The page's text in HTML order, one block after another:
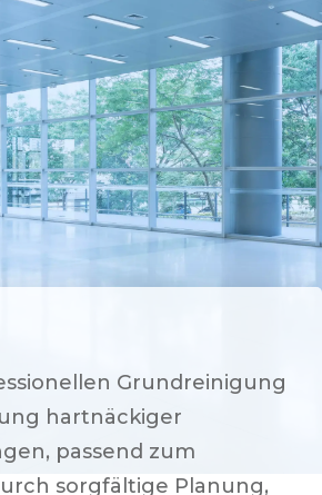
Grundreinigung
hartnäckiger
passend zum
sorgfältige Planung,